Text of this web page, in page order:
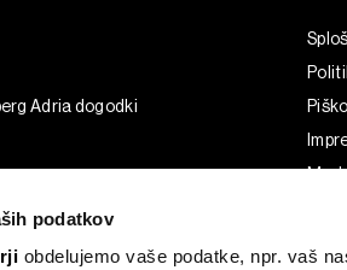
podatkov
obdelujemo vaše podatke, npr. vaš
Adria dogodki